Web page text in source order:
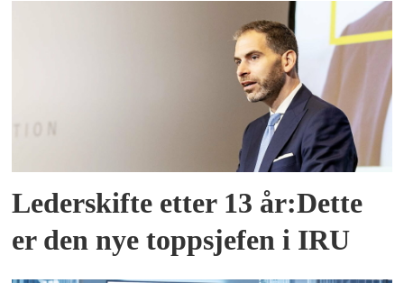
Lederskifte etter 13 år:Dette
er den nye toppsjefen i IRU